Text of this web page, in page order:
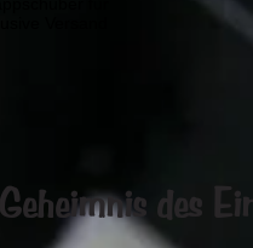
des